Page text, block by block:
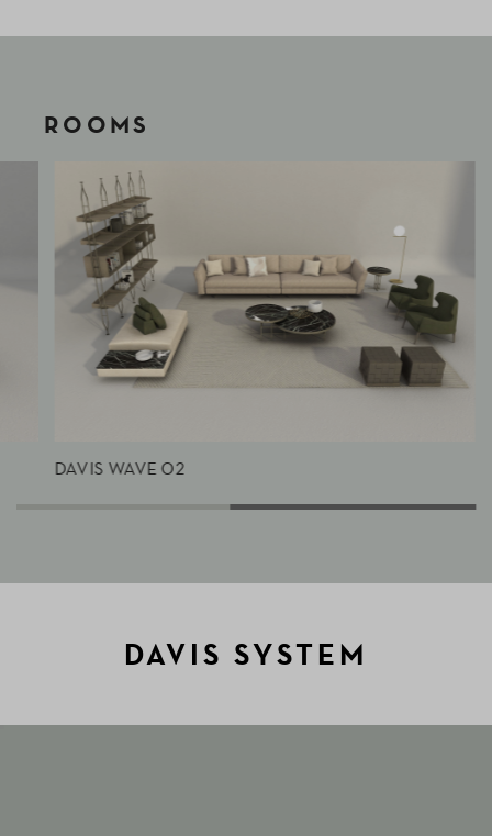
ROOMS
DAVIS WAVE 02
DAVIS SYSTEM